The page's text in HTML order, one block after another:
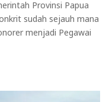
Provinsi Papua
sudah sejauh mana
menjadi Pegawai